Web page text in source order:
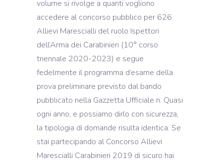
volume si rivolge a quanti vogliono
accedere al concorso pubblico per 626
Allievi Marescialli del ruolo Ispettori
dell’Arma dei Carabinieri (10° corso
triennale 2020-2023) e segue
fedelmente il programma d’esame della
prova preliminare previsto dal bando
pubblicato nella Gazzetta Ufficiale n. Quasi
ogni anno, e possiamo dirlo con sicurezza,
la tipologia di domande risulta identica. Se
stai partecipando al Concorso Allievi
Marescialli Carabinieri 2019 di sicuro hai